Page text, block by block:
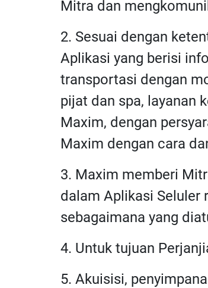
Mitra dan
2. Sesuai dengan
Aplikasi yang berisi
transportasi dengan
pijat dan spa, layanan
Maxim, dengan
Maxim dengan cara
3. Maxim memberi
dalam Aplikasi Seluler
sebagaimana yang
4. Untuk tujuan
5. Akuisisi,